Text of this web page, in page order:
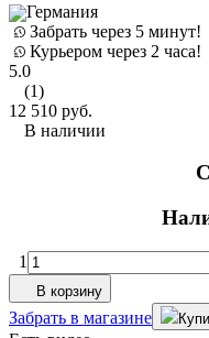
Германия
Забрать через 5 минут!
Курьером через 2 часа!
5.0
(1)
12 510 руб.
В наличии
1
В корзину
Забрать в магазине